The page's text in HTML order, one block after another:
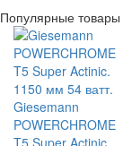
Популярные товары
Giesemann
POWERCHROME
T5 Super Actinic.